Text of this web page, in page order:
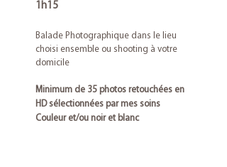
1h15
Balade Photographique dans le lieu
choisi ensemble ou shooting à votre
domicile
Minimum de 35 photos retouchées en
HD sélectionnées par mes soins
Couleur et/ou noir et blanc